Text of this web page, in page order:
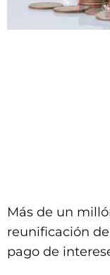
Más de un
reunificación
pago de